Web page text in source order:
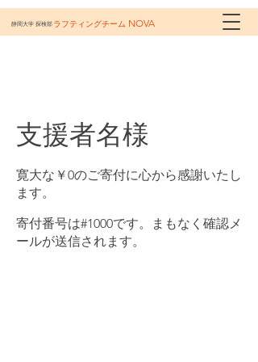
静岡大学 探検部 ラフティングチーム NOVA
支援者名様
寛大な￥0のご寄付に心から感謝いたし
ます。
寄付番号は#1000です。まもなく確認メ
ールが送信されます。